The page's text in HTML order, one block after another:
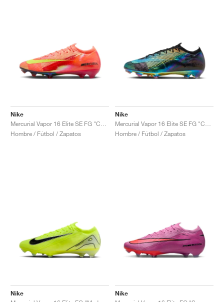
Nike
Hombre / Fútbol / Zapatos
Nike
Hombre / Fútbol / Zapatos
Nike
Nike